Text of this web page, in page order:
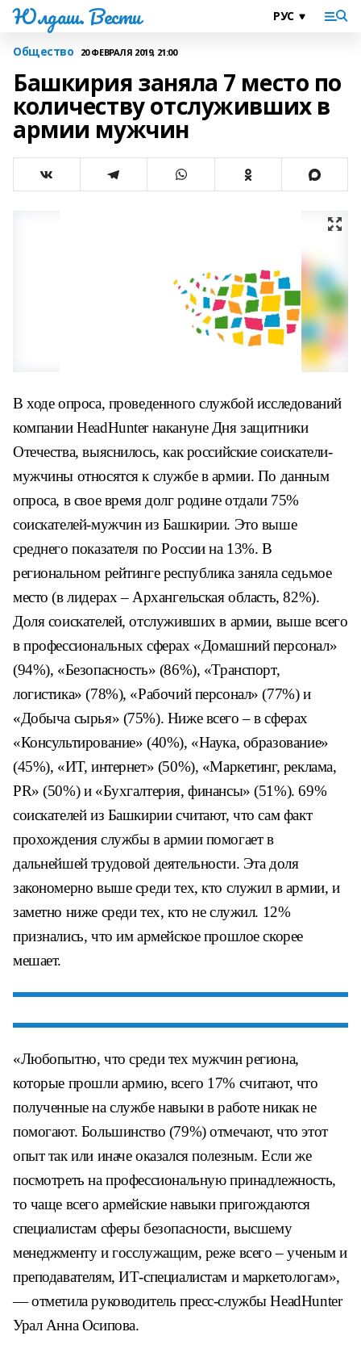
Юлдаш. Вести
Общество 20 ФЕВРАЛЯ 2019, 21:00
Башкирия заняла 7 место по
количеству отслуживших в
армии мужчин
В ходе опроса, проведенного службой исследований
компании HeadHunter накануне Дня защитники
Отечества, выяснилось, как российские соискатели-
мужчины относятся к службе в армии. По данным
опроса, в свое время долг родине отдали 75%
соискателей-мужчин из Башкирии. Это выше
среднего показателя по России на 13%. В
региональном рейтинге республика заняла седьмое
место (в лидерах – Архангельская область, 82%).
Доля соискателей, отслуживших в армии, выше всего
в профессиональных сферах «Домашний персонал»
(94%), «Безопасность» (86%), «Транспорт,
логистика» (78%), «Рабочий персонал» (77%) и
«Добыча сырья» (75%). Ниже всего – в сферах
«Консультирование» (40%), «Наука, образование»
(45%), «ИТ, интернет» (50%), «Маркетинг, реклама,
PR» (50%) и «Бухгалтерия, финансы» (51%). 69%
соискателей из Башкирии считают, что сам факт
прохождения службы в армии помогает в
дальнейшей трудовой деятельности. Эта доля
закономерно выше среди тех, кто служил в армии, и
заметно ниже среди тех, кто не служил. 12%
признались, что им армейское прошлое скорее
мешает.
«Любопытно, что среди тех мужчин региона,
которые прошли армию, всего 17% считают, что
полученные на службе навыки в работе никак не
помогают. Большинство (79%) отмечают, что этот
опыт так или иначе оказался полезным. Если же
посмотреть на профессиональную принадлежность,
то чаще всего армейские навыки пригождаются
специалистам сферы безопасности, высшему
менеджменту и госслужащим, реже всего – ученым и
преподавателям, ИТ-специалистам и маркетологам»,
— отметила руководитель пресс-службы HeadHunter
Урал Анна Осипова.